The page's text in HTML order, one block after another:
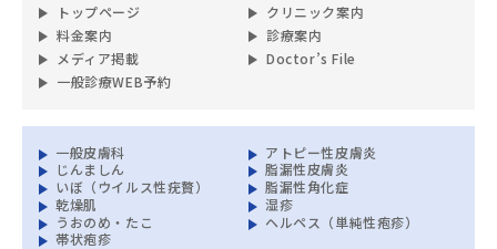
トップページ
クリニック案内
料金案内
診療案内
メディア掲載
Doctor’s File
一般診療WEB予約
一般皮膚科
アトピー性皮膚炎
じんましん
脂漏性皮膚炎
いぼ（ウイルス性疣贅）
脂漏性角化症
乾燥肌
湿疹
うおのめ・たこ
ヘルペス（単純性疱疹）
帯状疱疹